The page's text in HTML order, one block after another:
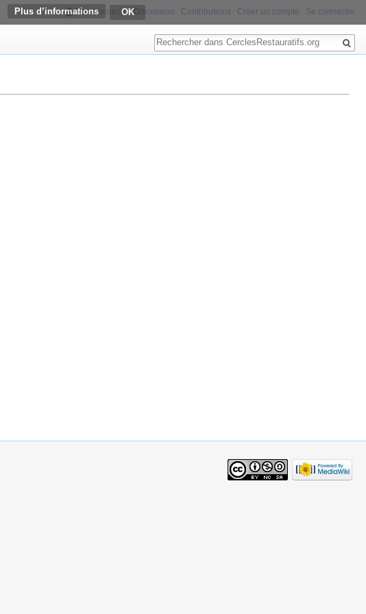
Plus d’informationsNon connecté Discussion Contributions Créer un compte Se connecter
Rechercher